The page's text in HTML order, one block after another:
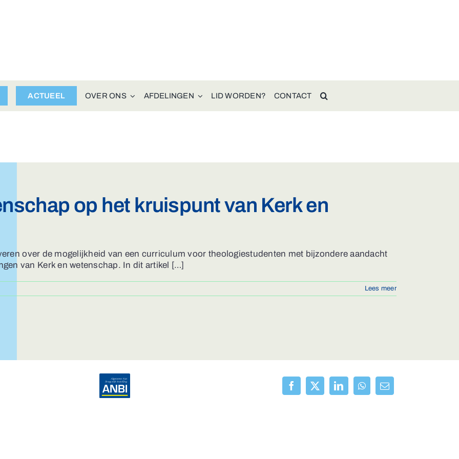
ACTUEEL OVER ONS AFDELINGEN LID WORDEN? CONTACT
op het kruispunt van Kerk en
over de mogelijkheid van een curriculum voor theologiestudenten met bijzondere aandacht
van Kerk en wetenschap. In dit artikel […]
Lees meer